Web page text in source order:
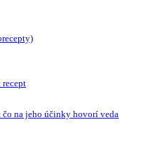
čo na jeho účinky hovorí veda